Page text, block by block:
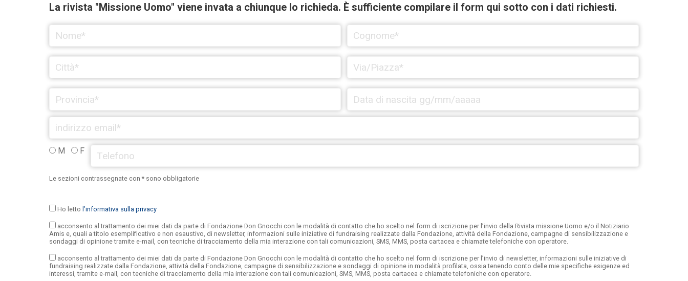
La rivista "Missione Uomo" viene invata a chiunque lo richieda. È sufficiente compilare il form qui sotto con i dati richiesti.
M F
Le sezioni contrassegnate con * sono obbligatorie
Ho letto l’informativa sulla privacy
acconsento al trattamento dei miei dati da parte di Fondazione Don Gnocchi con le modalità di contatto che ho scelto nel form di iscrizione per l’invio della Rivista missione Uomo e/o il Notiziario
Amis e, quali a titolo esemplificativo e non esaustivo, di newsletter, informazioni sulle iniziative di fundraising realizzate dalla Fondazione, attività della Fondazione, campagne di sensibilizzazione e
sondaggi di opinione tramite e-mail, con tecniche di tracciamento della mia interazione con tali comunicazioni, SMS, MMS, posta cartacea e chiamate telefoniche con operatore.
acconsento al trattamento dei miei dati da parte di Fondazione Don Gnocchi con le modalità di contatto che ho scelto nel form di iscrizione per l’invio di newsletter, informazioni sulle iniziative di
fundraising realizzate dalla Fondazione, attività della Fondazione, campagne di sensibilizzazione e sondaggi di opinione in modalità profilata, ossia tenendo conto delle mie specifiche esigenze ed
interessi, tramite e-mail, con tecniche di tracciamento della mia interazione con tali comunicazioni, SMS, MMS, posta cartacea e chiamate telefoniche con operatore.